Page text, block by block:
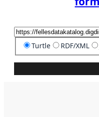
Turtle RDF/XML